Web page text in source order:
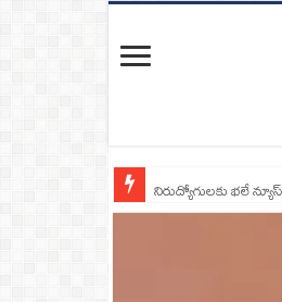
నిరుద్యోగులకు భలే